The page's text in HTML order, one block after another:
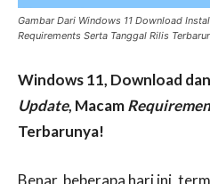
Gambar Dari Windows 11 Download
Requirements Serta Tanggal Rilis
Windows 11, Download
Update, Macam
Terbarunya!
Benar, beberapa hari ini,